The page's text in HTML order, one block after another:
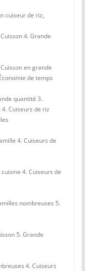
cuiseur de riz,
4. Grande
en grande
de temps
quantité 3.
Cuiseurs de riz
4. Cuiseurs de
4. Cuiseurs de
nombreuses 5.
5. Grande
4. Cuiseurs